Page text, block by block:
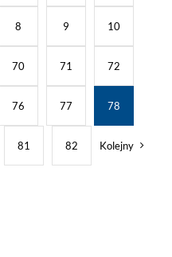
8 9 10
70 71 72
76 77 78
81 82 Kolejny